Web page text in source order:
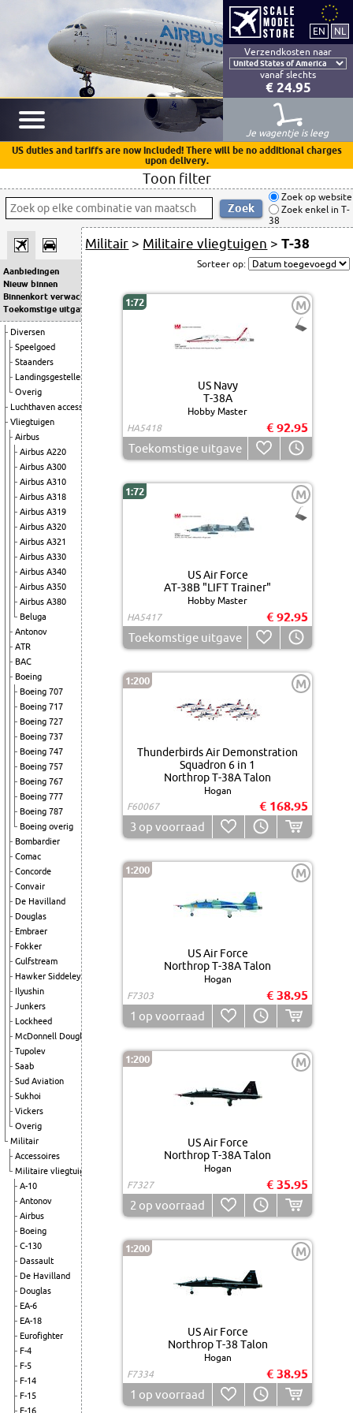
Verzendkosten naar
vanaf slechts
€ 24.95
Je wagentje is leeg
US duties and tariffs are now included! There will be no additional charges
upon delivery.
Toon filter
Zoek op website
Zoek enkel in T-
38
Aanbiedingen
Nieuw binnen
Binnenkort verwacht
Toekomstige uitgaven
Diversen
Speelgoed
Staanders
Landingsgestellen
Overig
Luchthaven accessoires
Vliegtuigen
Airbus
Airbus A220
Airbus A300
Airbus A310
Airbus A318
Airbus A319
Airbus A320
Airbus A321
Airbus A330
Airbus A340
Airbus A350
Airbus A380
Beluga
Antonov
ATR
BAC
Boeing
Boeing 707
Boeing 717
Boeing 727
Boeing 737
Boeing 747
Boeing 757
Boeing 767
Boeing 777
Boeing 787
Boeing overig
Bombardier
Comac
Concorde
Convair
De Havilland
Douglas
Embraer
Fokker
Gulfstream
Hawker Siddeley
Ilyushin
Junkers
Lockheed
McDonnell Douglas
Tupolev
Saab
Sud Aviation
Sukhoi
Vickers
Overig
Militair
Accessoires
Militaire vliegtuigen
A-10
Antonov
Airbus
Boeing
C-130
Dassault
De Havilland
Douglas
EA-6
EA-18
Eurofighter
F-4
F-5
F-14
F-15
F-16
Militair > Militaire vliegtuigen >T-38
Sorteer op:
1:72 M
US Navy
T-38A
Hobby Master
HA5418
€ 92.95
Toekomstige uitgave
1:72 M
US Air Force
AT-38B "LIFT Trainer"
Hobby Master
HA5417
€ 92.95
Toekomstige uitgave
1:200 M
Thunderbirds Air Demonstration
Squadron 6 in 1
Northrop T-38A Talon
Hogan
F60067
€ 168.95
3 op voorraad
1:200 M
US Air Force
Northrop T-38A Talon
Hogan
F7303
€ 38.95
1 op voorraad
1:200 M
US Air Force
Northrop T-38A Talon
Hogan
F7327
€ 35.95
2 op voorraad
1:200 M
US Air Force
Northrop T-38 Talon
Hogan
F7334
€ 38.95
1 op voorraad